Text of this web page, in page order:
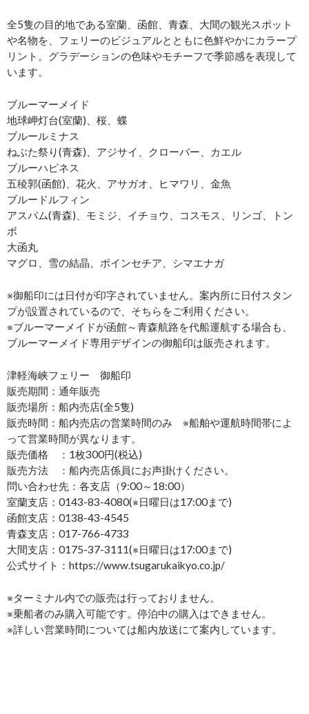
全5隻の目的地である室蘭、函館、青森、大間の観光スポット
や名物を、フェリーのビジュアルとともに色鮮やかにカラープ
リント。グラデーションの色味やモチーフで季節感を表現して
います。
ブルーマーメイド
地球岬灯台(室蘭)、桜、蝶
ブルールミナス
ねぶた祭り(青森)、アジサイ、クローバー、カエル
ブルーハピネス
五稜郭(函館)、花火、アサガオ、ヒマワリ、金魚
ブルードルフィン
アスパム(青森)、モミジ、イチョウ、コスモス、リンゴ、トン
ボ
大函丸
マグロ、雪の結晶、ポインセチア、シマエナガ
※御船印には日付が印字されていません。案内所に日付スタン
プが設置されているので、そちらをご利用ください。
※ブルーマーメイドが函館～青森航路を代船運航する場合も、
ブルーマーメイド専用デザインの御船印は販売されます。
津軽海峡フェリー 御船印
販売期間：通年販売
販売場所：船内売店(全5隻)
販売時間：船内売店の営業時間のみ ※船舶や運航時間帯によ
って営業時間が異なります。
販売価格 ：1枚300円(税込)
販売方法 ：船内売店係員にお声掛けください。
問い合わせ先：各支店（9:00～18:00）
室蘭支店：0143-83-4080(※日曜日は17:00まで)
函館支店：0138-43-4545
青森支店：017-766-4733
大間支店：0175-37-3111(※日曜日は17:00まで)
公式サイト：https://www.tsugarukaikyo.co.jp/
※ターミナル内での販売は行っておりません。
※乗船者のみ購入可能です。停泊中の購入はできません。
※詳しい営業時間については船内放送にて案内しています。